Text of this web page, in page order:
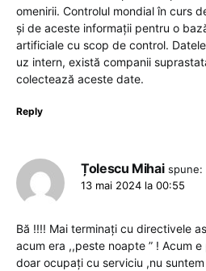
omenirii. Controlul mondial în curs
și de aceste informații pentru o
artificiale cu scop de control.
uz intern, există companii
colectează aceste date.
Reply
Țolescu Mihai spune:
13 mai 2024 la 00:55
Bă !!!! Mai terminați cu directivele
acum era ,,peste noapte ” ! Acum
doar ocupați cu serviciu ,nu